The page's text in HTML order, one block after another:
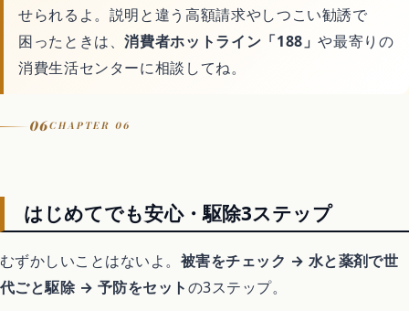
せられるよ。説明と違う高額請求やしつこい勧誘で
困ったときは、消費者ホットライン「188」や最寄りの
消費生活センターに相談してね。
06CHAPTER 06
はじめてでも安心・駆除3ステップ
むずかしいことはないよ。 被害をチェック → 水と薬剤で世
代ごと駆除 → 予防をセットの3ステップ。